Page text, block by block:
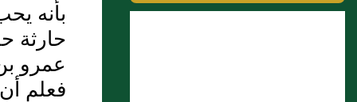
بأنه
حارثة
عمرو
فعلم